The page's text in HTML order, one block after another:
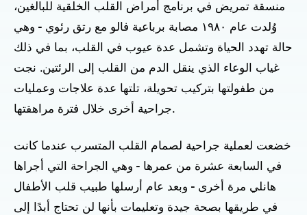
منسقة تمريض في برنامج أمراض القلب الخلقية للبالغين،
وُلدت عام ١٩٨٠ مصابة برباعية فالو مع رتق رئوي - وهي
حالة تهدد الحياة وتشمل عدة عيوب في القلب، بما في ذلك
غياب الوعاء الذي ينقل الدم من القلب إلى الرئتين. نجت
من طفولتها بتركيب تحويلة، تلتها عدة علاجات وعمليات
جراحية أخرى خلال فترة مراهقتها.
خضعت لعملية جراحية لصمام القلب المتسرب عندما كانت
في السابعة عشرة من عمرها - وهي الجراحة التي أجراها
هانلي مرة أخرى - وبعد عام أرسلها طبيب قلب الأطفال
في طريقها بصحة جيدة وتعليمات بأنها لن تحتاج أبدًا إلى